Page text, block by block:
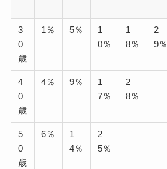
3
0
歳
1％ 5％
1
0％
1
8％
2
9％
4
0
歳
4％ 9％
1
7％
2
8％
5
0
歳
6％
1
4％
2
5％